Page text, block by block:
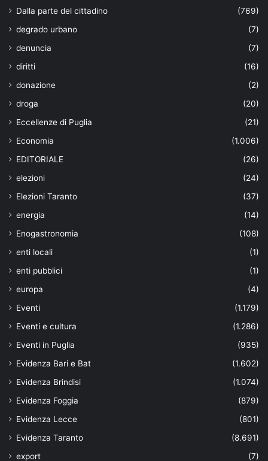
Dalla parte del cittadino
(769)
degrado urbano
(7)
denuncia
(7)
diritti
(16)
donazione
(2)
droga
(20)
Eccellenze di Puglia
(21)
Economia
(1.006)
EDITORIALE
(26)
elezioni
(24)
Elezioni Taranto
(37)
energia
(14)
Enogastronomia
(108)
enti locali
(1)
enti pubblici
(1)
europa
(4)
Eventi
(1.179)
Eventi e cultura
(1.286)
Eventi in Puglia
(935)
Evidenza Bari e Bat
(1.602)
Evidenza Brindisi
(1.074)
Evidenza Foggia
(879)
Evidenza Lecce
(801)
Evidenza Taranto
(8.691)
export
(7)